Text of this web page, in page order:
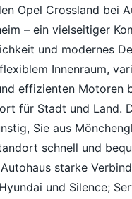
Opel Crossland bei
– ein vielseitiger
und modernes
Innenraum,
effizienten Motoren
für Stadt und Land.
Sie aus
schnell und
starke
und Silence;